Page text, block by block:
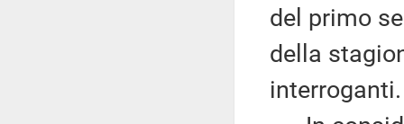
del primo
della
interroganti.